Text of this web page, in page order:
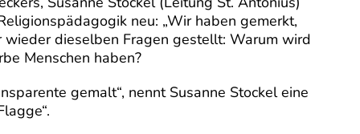
neu: „Wir haben gemerkt,
wieder dieselben Fragen gestellt: Warum wird
Menschen haben?
gemalt“, nennt Susanne Stockel eine